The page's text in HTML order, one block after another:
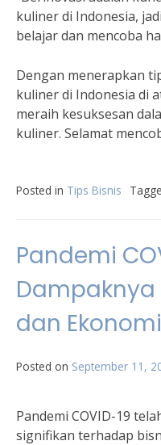
kuliner di Indonesia,
belajar dan mencoba
Dengan menerapkan
kuliner di Indonesia di
meraih kesuksesan
kuliner. Selamat
Posted in Tips Bisnis
Pandemi
Dampaknya
dan
Posted on September 11,
Pandemi COVID-19
signifikan terhadap